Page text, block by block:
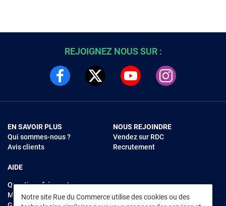
REJOIGNEZ NOUS SUR :
EN SAVOIR PLUS
Qui sommes-nous ?
Avis clients
AIDE
Questions fréquentes
Modes de règlements
NOUS REJOINDRE
Vendez sur RDC
Recrutement
Notre site Rue du Commerce utilise des cookies ou des